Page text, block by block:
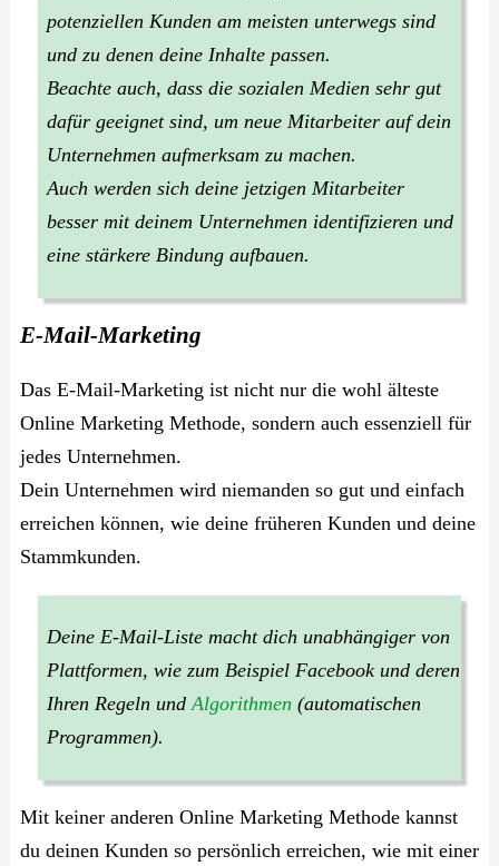
potenziellen Kunden am meisten unterwegs sind
und zu denen deine Inhalte passen.
Beachte auch, dass die sozialen Medien sehr gut
dafür geeignet sind, um neue Mitarbeiter auf dein
Unternehmen aufmerksam zu machen.
Auch werden sich deine jetzigen Mitarbeiter
besser mit deinem Unternehmen identifizieren und
eine stärkere Bindung aufbauen.
E-Mail-Marketing
Das E-Mail-Marketing ist nicht nur die wohl älteste
Online Marketing Methode, sondern auch essenziell für
jedes Unternehmen.
Dein Unternehmen wird niemanden so gut und einfach
erreichen können, wie deine früheren Kunden und deine
Stammkunden.
Deine E-Mail-Liste macht dich unabhängiger von
Plattformen, wie zum Beispiel Facebook und deren
Ihren Regeln undAlgorithmen (automatischen
Programmen).
Mit keiner anderen Online Marketing Methode kannst
du deinen Kunden so persönlich erreichen, wie mit einer